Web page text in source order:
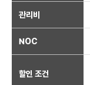
관리비
NOC
할인 조건